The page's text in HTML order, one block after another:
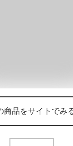
商品をサイトでみ